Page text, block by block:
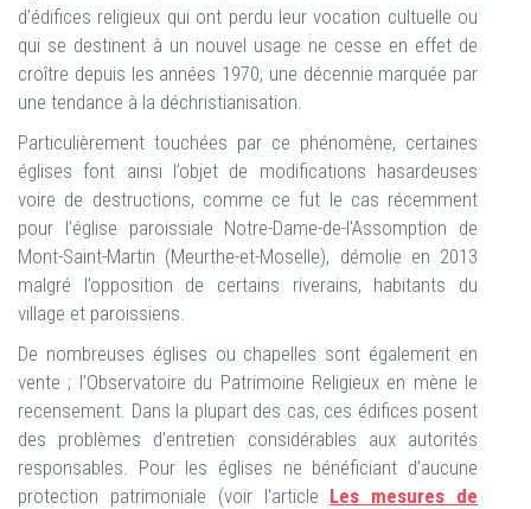
d’édifices religieux qui ont perdu leur vocation cultuelle ou
qui se destinent à un nouvel usage ne cesse en effet de
croître depuis les années 1970, une décennie marquée par
une tendance à la déchristianisation.
Particulièrement touchées par ce phénomène, certaines
églises font ainsi l’objet de modifications hasardeuses
voire de destructions, comme ce fut le cas récemment
pour l’église paroissiale Notre-Dame-de-l'Assomption de
Mont-Saint-Martin (Meurthe-et-Moselle), démolie en 2013
malgré l’opposition de certains riverains, habitants du
village et paroissiens.
De nombreuses églises ou chapelles sont également en
vente ; l’Observatoire du Patrimoine Religieux en mène le
recensement. Dans la plupart des cas, ces édifices posent
des problèmes d’entretien considérables aux autorités
responsables. Pour les églises ne bénéficiant d’aucune
protection patrimoniale (voir l'article Les mesures de